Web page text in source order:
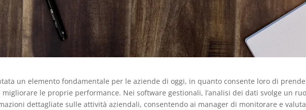
un elemento fondamentale per le aziende di oggi, in quanto consente loro di
le proprie performance. Nei software gestionali, l’analisi dei dati svolge un
dettagliate sulle attività aziendali, consentendo ai manager di monitorare e